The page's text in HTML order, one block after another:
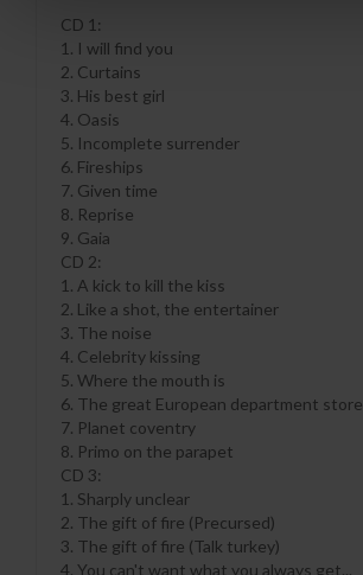
CD 1:
1. I will find you
2. Curtains
3. His best girl
4. Oasis
5. Incomplete surrender
6. Fireships
7. Given time
8. Reprise
9. Gaia
CD 2:
1. A kick to kill the kiss
2. Like a shot, the entertainer
3. The noise
4. Celebrity kissing
5. Where the mouth is
6. The great European department store
7. Planet coventry
8. Primo on the parapet
CD 3:
1. Sharply unclear
2. The gift of fire (Precursed)
3. The gift of fire (Talk turkey)
4. You can't want what you always get...